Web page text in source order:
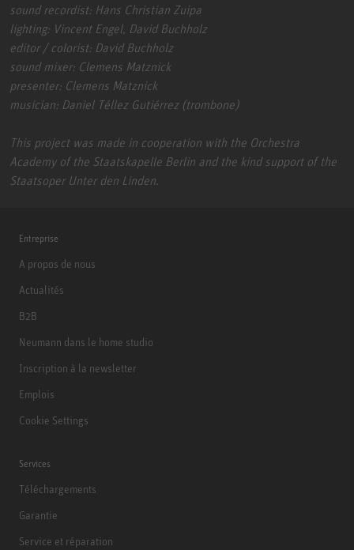
sound recordist: Hans Christian Zuipa
lighting: Vincent Engel, David Buchholz
editor / colorist: David Buchholz
sound mixer: Clemens Matznick
presenter: Clemens Matznick
musician: Daniel Téllez Gutiérrez (trombone)
This project was made in cooperation with the Orchestra
Academy of the Staatskapelle Berlin and the kind support of the
Staatsoper Unter den Linden.
Entreprise
A propos de nous
Actualités
B2B
Neumann dans le home studio
Inscription à la newsletter
Emplois
Cookie Settings
Services
Téléchargements
Garantie
Service et réparation